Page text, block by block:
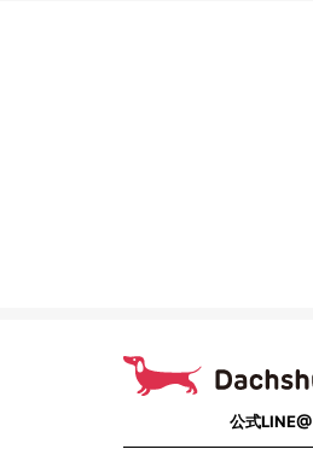
公式LINE@